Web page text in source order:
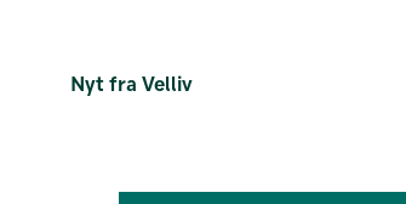
Nyt fra Velliv